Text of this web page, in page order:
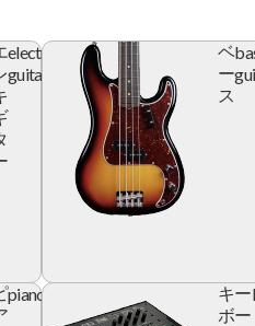
electric
guitar
ベ
ー
ス
piano
キー
ボー